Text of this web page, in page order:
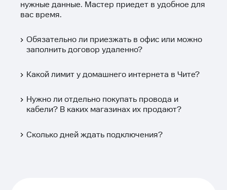
нужные данные. Мастер приедет в удобное для
вас время.
Обязательно ли приезжать в офис или можно
заполнить договор удаленно?
Какой лимит у домашнего интернета в Чите?
Нужно ли отдельно покупать провода и
кабели? В каких магазинах их продают?
Сколько дней ждать подключения?